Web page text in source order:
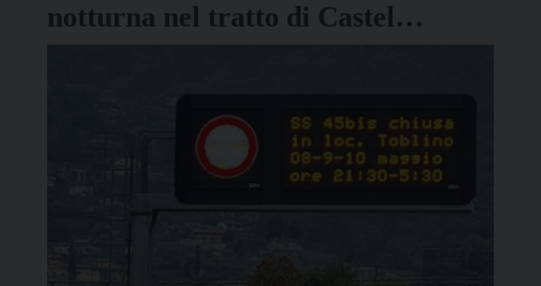
notturna nel tratto di Castel
Toblino